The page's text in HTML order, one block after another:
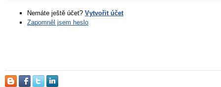
Nemáte ještě účet? Vytvořit účet
Zapomněl jsem heslo